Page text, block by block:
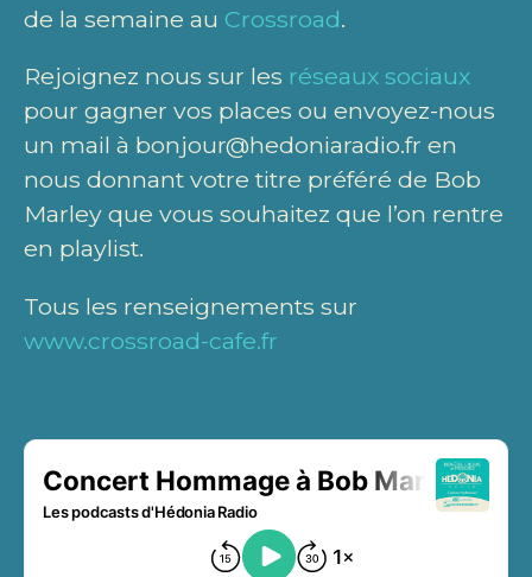
de la semaine au Crossroad.
Rejoignez nous sur les réseaux sociaux
pour gagner vos places ou envoyez-nous
un mail à bonjour@hedoniaradio.fr en
nous donnant votre titre préféré de Bob
Marley que vous souhaitez que l’on rentre
en playlist.
Tous les renseignements sur
www.crossroad-cafe.fr